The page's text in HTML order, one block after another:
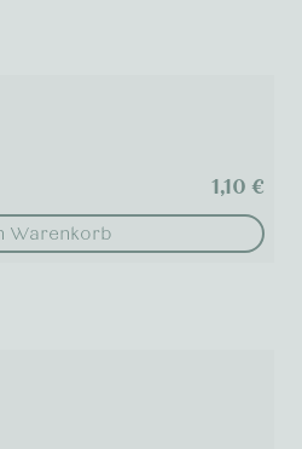
1,10€
Warenkorb